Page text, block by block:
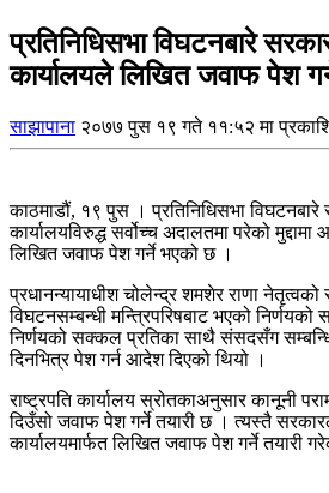
प्रतिनिधिसभा विघटनबारे
कार्यालयले लिखित जवाफ पेश
साझापाना २०७७ पुस १९ गते ११:५२ मा
काठमाडौं, १९ पुस । प्रतिनिधिसभा विघटनबारे
कार्यालयविरुद्ध सर्वोच्च अदालतमा परेको
लिखित जवाफ पेश गर्ने भएको छ ।
प्रधानन्यायाधीश चोलेन्द्र शमशेर राणा
विघटनसम्बन्धी मन्त्रिपरिषबाट भएको
निर्णयको सक्कल प्रतिका साथै संसदसँग
दिनभित्र पेश गर्न आदेश दिएको थियो ।
राष्ट्रपति कार्यालय स्रोतकाअनुसार कानूनी
दिउँसो जवाफ पेश गर्ने तयारी छ । त्यस्तै
कार्यालयमार्फत लिखित जवाफ पेश गर्ने तयारी